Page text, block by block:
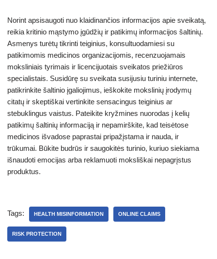
Norint apsisaugoti nuo klaidinančios informacijos apie sveikatą,
reikia kritinio mąstymo įgūdžių ir patikimų informacijos šaltinių.
Asmenys turėtų tikrinti teiginius, konsultuodamiesi su
patikimomis medicinos organizacijomis, recenzuojamais
moksliniais tyrimais ir licencijuotais sveikatos priežiūros
specialistais. Susidūrę su sveikata susijusiu turiniu internete,
patikrinkite šaltinio įgaliojimus, ieškokite mokslinių įrodymų
citatų ir skeptiškai vertinkite sensacingus teiginius ar
stebuklingus vaistus. Pateikite kryžmines nuorodas į kelių
patikimų šaltinių informaciją ir nepamirškite, kad teisėtose
medicinos išvadose paprastai pripažįstama ir nauda, ir
trūkumai. Būkite budrūs ir saugokitės turinio, kuriuo siekiama
išnaudoti emocijas arba reklamuoti moksliškai nepagrįstus
produktus.
Tags: HEALTH MISINFORMATION ONLINE CLAIMS
RISK PROTECTION